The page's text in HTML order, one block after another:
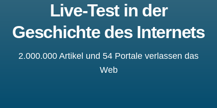
Live-Test in der
Geschichte des Internets
2.000.000 Artikel und 54 Portale verlassen das
Web